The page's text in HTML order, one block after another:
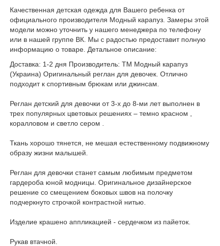
Качественная детская одежда для Вашего ребенка от
официального производителя Модный карапуз. Замеры этой
модели можно уточнить у нашего менеджера по телефону
или в нашей группе ВК. Мы с радостью предоставит полную
информацию о товаре. Детальное описание:
Доставка: 1-2 дня Производитель: ТМ Модный карапуз
(Украина) Оригинальный реглан для девочек. Отлично
подходит к спортивным брюкам или джинсам.
Реглан детский для девочки от 3-х до 8-ми лет выполнен в
трех популярных цветовых решениях – темно красном ,
коралловом и светло сером .
Ткань хорошо тянется, не мешая естественному подвижному
образу жизни малышей.
Реглан для девочки станет самым любимым предметом
гардероба юной модницы. Оригинальное дизайнерское
решение со смещением боковых швов на полочку
подчеркнуто строчкой контрастной нитью.
Изделие крашено аппликацией - сердечком из пайеток.
Рукав втачной.